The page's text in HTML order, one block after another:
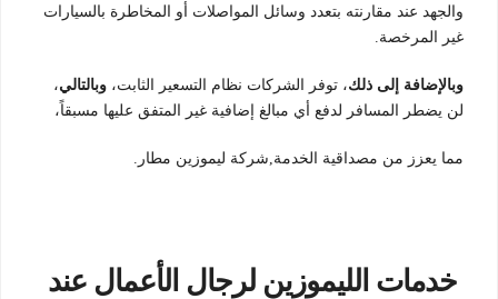
والجهد عند مقارنته بتعدد وسائل المواصلات أو المخاطرة بالسيارات
غير المرخصة.
وبالإضافة إلى ذلك، توفر الشركات نظام التسعير الثابت، وبالتالي،
لن يضطر المسافر لدفع أي مبالغ إضافية غير المتفق عليها مسبقاً،
مما يعزز من مصداقية الخدمة,شركة ليموزين مطار.
خدمات الليموزين لرجال الأعمال عند